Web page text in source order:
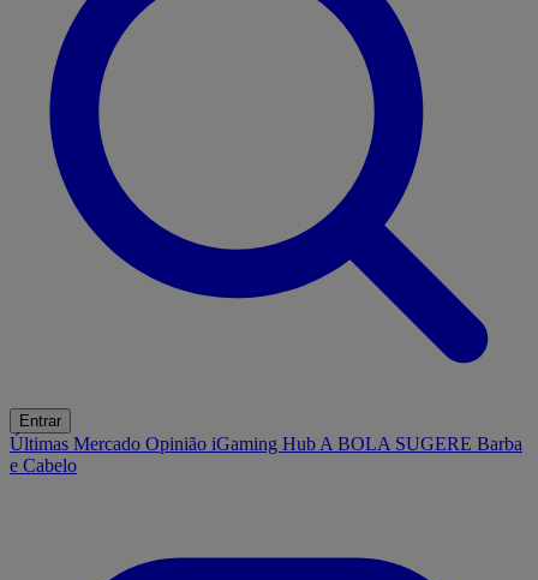
Entrar
Últimas Mercado Opinião iGaming Hub A BOLA SUGERE Barba
e Cabelo